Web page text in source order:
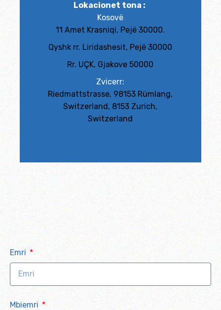
Lokacionet tona :
Kosovë
11 Amet Krasniqi, Pejë 30000.
Qyshk rr. Liridashesit, Pejë 30000
Rr. UÇK, Gjakove 50000
Zvicerr:
Riedmattstrasse, 98153 Rümlang,
Switzerland, 8153 Zurich,
Switzerland
Emri
Mbiemri